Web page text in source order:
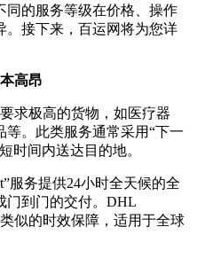
同的服务等级在价格、操作
。接下来，百运网将为您详
高昂
求极高的货物，如医疗器
。此类服务通常采用“下一
时间内送达目的地。
服务提供24小时全天候的全
门到门的交付。DHL
类似的时效保障，适用于全球